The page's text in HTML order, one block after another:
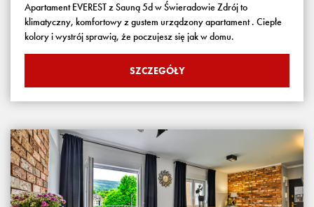
Apartament EVEREST z Sauną 5d w Świeradowie Zdrój to
klimatyczny, komfortowy z gustem urządzony apartament . Ciepłe
kolory i wystrój sprawią, że poczujesz się jak w domu.
SZCZEGÓŁY